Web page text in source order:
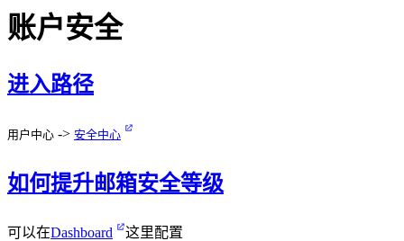
账户安全
进入路径
用户中心 -> 安全中心
如何提升邮箱安全等级
可以在Dashboard 这里配置